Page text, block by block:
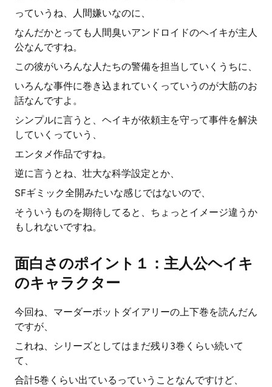
っていうね、人間嫌いなのに、
なんだかとっても人間臭いアンドロイドのヘイキが主人
公なんですね。
この彼がいろんな人たちの警備を担当していくうちに、
いろんな事件に巻き込まれていくっていうのが大筋のお
話なんですよ。
シンプルに言うと、ヘイキが依頼主を守って事件を解決
していくっていう、
エンタメ作品ですね。
逆に言うとね、壮大な科学設定とか、
SFギミック全開みたいな感じではないので、
そういうものを期待してると、ちょっとイメージ違うか
もしれないですね。
面白さのポイント１：主人公ヘイキ
のキャラクター
今回ね、マーダーボットダイアリーの上下巻を読んだん
ですが、
これね、シリーズとしてはまだ残り3巻くらい続いて
て、
合計5巻くらい出ているっていうことなんですけど、